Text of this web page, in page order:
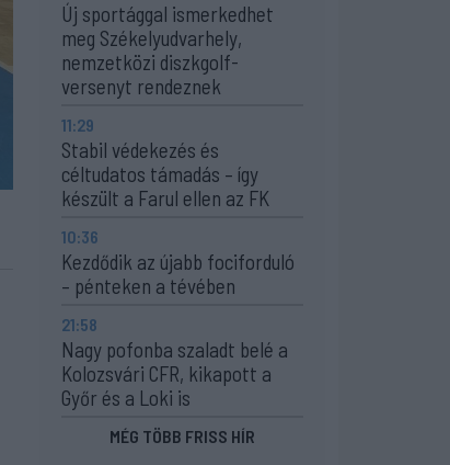
Új sportággal ismerkedhet
meg Székelyudvarhely,
nemzetközi diszkgolf-
versenyt rendeznek
11:29
Stabil védekezés és
céltudatos támadás – így
készült a Farul ellen az FK
10:36
Kezdődik az újabb fociforduló
– pénteken a tévében
21:58
Nagy pofonba szaladt belé a
Kolozsvári CFR, kikapott a
Győr és a Loki is
MÉG TÖBB FRISS HÍR